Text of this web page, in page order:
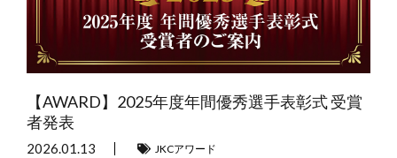
【AWARD】2025年度年間優秀選手表彰式 受賞
者発表
2026.01.13 JKCアワード